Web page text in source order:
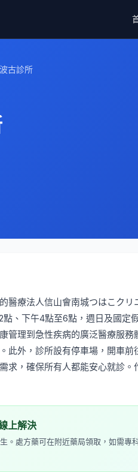
古診所
醫療法人信山會南城つはこク
點、下午4點至6點，週日及國定
管理到急性疾病的廣泛醫療服
此外，診所設有停車場，開車
求，確保所有人都能安心就診
上解決
。處方藥可在附近藥局領取，如需專